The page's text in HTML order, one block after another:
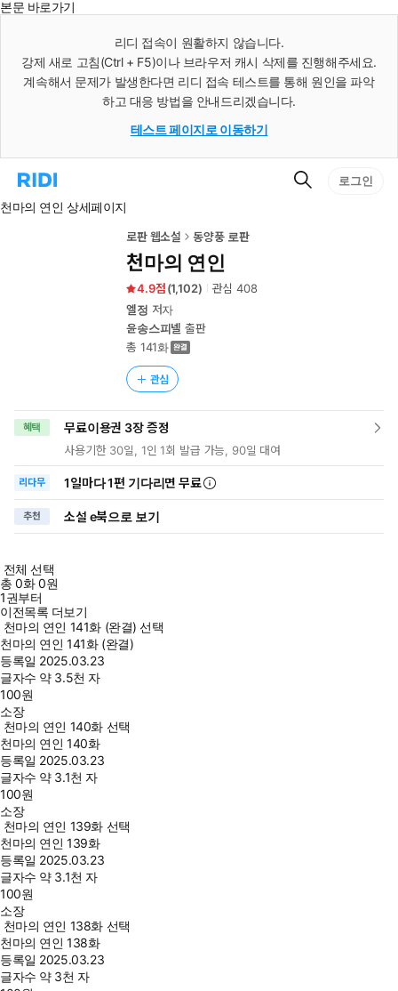
본문 바로가기
리디 접속이 원활하지 않습니다.
강제 새로 고침(Ctrl + F5)이나 브라우저 캐시 삭제를 진행해주세요.
계속해서 문제가 발생한다면 리디 접속 테스트를 통해 원인을 파악
하고 대응 방법을 안내드리겠습니다.
테스트 페이지로 이동하기
리
홈
검
로그인
천마의 연인 상세페이지
로판 웹소설 동양풍 로판
천마의 연인
4.9 (1,102) 관심408
엘정 저자
윤송스피넬 출판
총 141화
관심
혜택 무료이용권 3장 증정
사용기한 30일, 1인 1회 발급 가능, 90일 대여
리다무 1일마다1편 기다리면 무료
추천 소설 e북으로 보기
전체 선택
총0화0원
1권부터
이전목록 더보기
천마의 연인 141화 (완결) 선택
천마의 연인 141화 (완결)
등록일 2025.03.23
글자수 약 3.5천 자
100원
소장
천마의 연인 140화 선택
천마의 연인 140화
등록일 2025.03.23
글자수 약 3.1천 자
100원
소장
천마의 연인 139화 선택
천마의 연인 139화
등록일 2025.03.23
글자수 약 3.1천 자
100원
소장
천마의 연인 138화 선택
천마의 연인 138화
등록일 2025.03.23
글자수 약 3천 자